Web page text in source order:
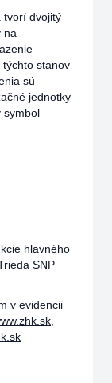
tvorí dvojitý
na
stanov
sú
jednotky
symbol
hlavného
SNP
v evidencii